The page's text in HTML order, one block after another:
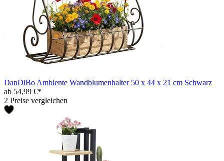
DanDiBo Ambiente Wandblumenhalter 50 x 44 x 21 cm Schwarz
ab 54,99 €*
2 Preise vergleichen